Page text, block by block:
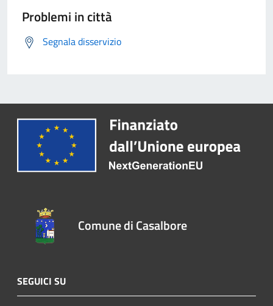
Problemi in città
Segnala disservizio
Comune di Casalbore
SEGUICI SU